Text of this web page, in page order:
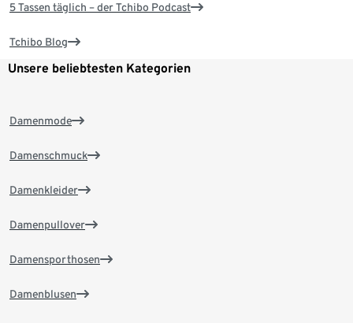
5 Tassen täglich – der Tchibo Podcast
Tchibo Blog
Unsere beliebtesten Kategorien
Damenmode
Damenschmuck
Damenkleider
Damenpullover
Damensporthosen
Damenblusen